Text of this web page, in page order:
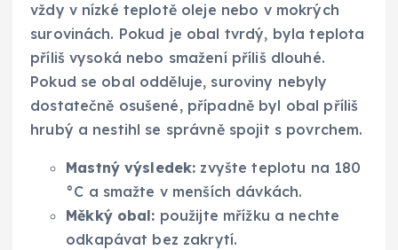
vždy v nízké teplotě oleje nebo v mokrých
surovinách. Pokud je obal tvrdý, byla teplota
příliš vysoká nebo smažení příliš dlouhé.
Pokud se obal odděluje, suroviny nebyly
dostatečně osušené, případně byl obal příliš
hrubý a nestihl se správně spojit s povrchem.
Mastný výsledek: zvyšte teplotu na 180
°C a smažte v menších dávkách.
Měkký obal: použijte mřížku a nechte
odkapávat bez zakrytí.